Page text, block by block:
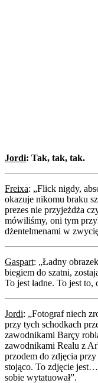
Jordi: Tak, tak, tak.
Freixa: „Flick nigdy,
okazuje nikomu braku
prezes nie przyjeżdża
mówiliśmy, oni tym
dżentelmenami w
Gaspart: „Ładny
biegiem do szatni,
To jest ładne. To jest
Jordi: „Fotograf niech
przy tych schodkach
zawodnikami Barçy
zawodnikami Realu z
przodem do zdjęcia
stojąco. To zdjęcie
sobie wytatuował”.